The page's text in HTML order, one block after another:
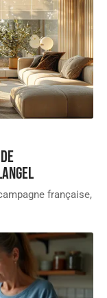
française,